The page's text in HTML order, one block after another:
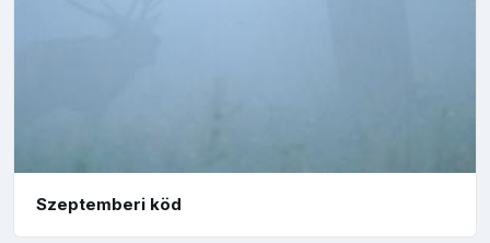
Szeptemberi köd